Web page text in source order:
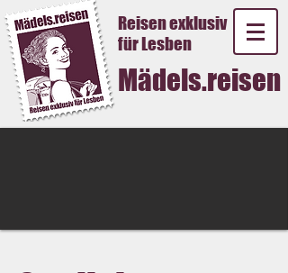
Reisen exklusiv
für Lesben
Mädels.reisen